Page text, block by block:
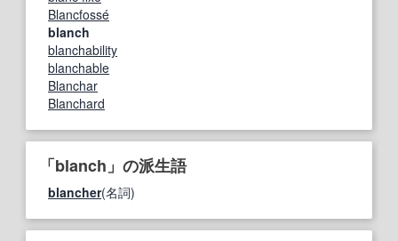
Blancfossé
blanch
blanchability
blanchable
Blanchar
Blanchard
「blanch」の派生語
blancher(名詞)